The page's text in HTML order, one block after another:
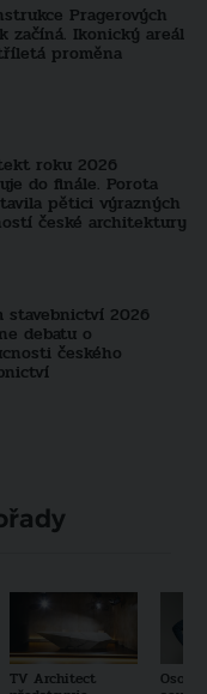
Pragerových
začíná. Ikonický areál
proměna
roku 2026
do finále. Porota
pětici výrazných
české architektury
stavebnictví 2026
debatu o
českého
TV Architect